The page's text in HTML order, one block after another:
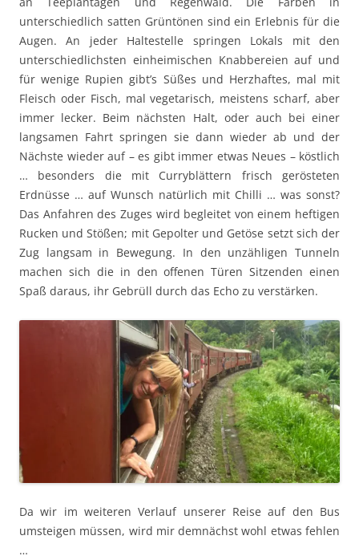
unterschiedlich satten Grüntönen sind ein Erlebnis für die
Augen. An jeder Haltestelle springen Lokals mit den
unterschiedlichsten einheimischen Knabbereien auf und
für wenige Rupien gibt’s Süßes und Herzhaftes, mal mit
Fleisch oder Fisch, mal vegetarisch, meistens scharf, aber
immer lecker. Beim nächsten Halt, oder auch bei einer
langsamen Fahrt springen sie dann wieder ab und der
Nächste wieder auf – es gibt immer etwas Neues – köstlich
… besonders die mit Curryblättern frisch gerösteten
Erdnüsse … auf Wunsch natürlich mit Chilli … was sonst?
Das Anfahren des Zuges wird begleitet von einem heftigen
Rucken und Stößen; mit Gepolter und Getöse setzt sich der
Zug langsam in Bewegung. In den unzähligen Tunneln
machen sich die in den offenen Türen Sitzenden einen
Spaß daraus, ihr Gebrüll durch das Echo zu verstärken.
Da wir im weiteren Verlauf unserer Reise auf den Bus
umsteigen müssen, wird mir demnächst wohl etwas fehlen
…